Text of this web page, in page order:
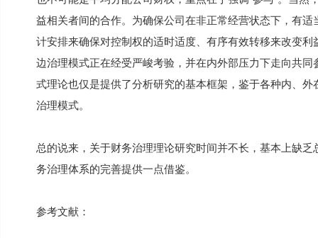
益相关者间的合作。为确保公司在非正常经营状态下，有
计安排来确保对控制权的适时适度、有序有效转移来改变
边治理模式正在经受严峻考验，并在内外部压力下走向共
式理论也仅是提供了分析研究的基本框架，鉴于各种内、
治理模式。
总的说来，关于财务治理理论研究时间并不长，基本上缺
务治理体系的完善提供一点借鉴。
参考文献：